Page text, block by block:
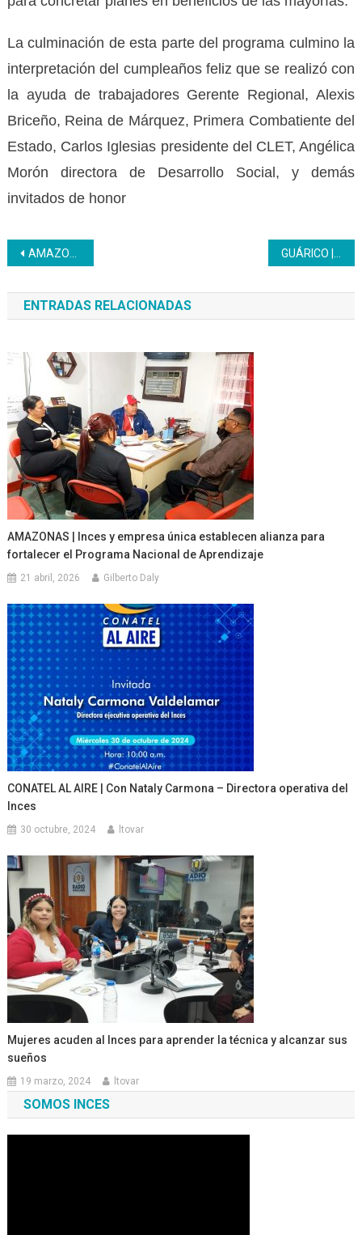
La culminación de esta parte del programa culmino la
interpretación del cumpleaños feliz que se realizó con
la ayuda de trabajadores Gerente Regional, Alexis
Briceño, Reina de Márquez, Primera Combatiente del
Estado, Carlos Iglesias presidente del CLET, Angélica
Morón directora de Desarrollo Social, y demás
invitados de honor
Navegación
de
entradas
AMAZONAS | Inces reactiva Servicio Médico para su trabajadores
ENTRADAS RELACIONADAS
AMAZONAS | Inces y empresa única establecen alianza para
fortalecer el Programa Nacional de Aprendizaje
21 abril, 2026 Gilberto Daly
CONATEL AL AIRE | Con Nataly Carmona – Directora operativa del
Inces
30 octubre, 2024 ltovar
Mujeres acuden al Inces para aprender la técnica y alcanzar sus
sueños
19 marzo, 2024 ltovar
SOMOS INCES